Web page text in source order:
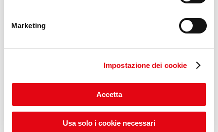
Marketing
Impostazione dei cookie
Accetta
Usa solo i cookie necessari
costume, nella situation comedy seriale,
affrontando un paesaggio tematico senza
limiti: dall’importanza della corretta
raccolta dei rifiuti, alla discriminazione di
vita di chi ha come professione
– forse il genere più tradizionale del film